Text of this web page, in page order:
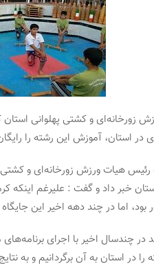
زورخانه‌ای و کشتی پهلوانی
در استان، آموزش این رشته را
رئیس هیات ورزش زورخانه‌ای و
خبر داد و گفت : علیرغم
بود، اما در چند دهه اخیر این
در چندسال اخیر با اجرای
را در استان به آن برگردانیم و به